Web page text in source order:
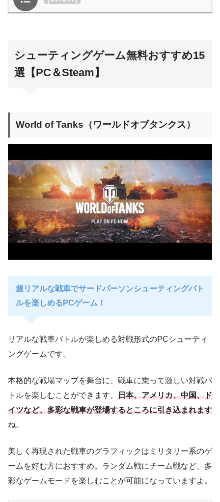
シューティングゲーム無料おすすめ15
選【PC＆Steam】
World of Tanks（ワールドオブタンクス）
超リアルな戦車でサードパーソンシューティングバト
ルを楽しめるPCゲーム！
リアルな戦車バトルが楽しめる対戦形式のPCシューティ
ングゲームです。
本格的な戦場マップを舞台に、戦車に乗って激しい対戦バ
トルを楽しむことができます。 日本、アメリカ、中国、ド
イツなど、多彩な戦車が登場するところに引き込まれます
ね。
美しく再現された戦車のグラフィックはミリタリー系のゲ
ームを好む方におすすめ。ランダム戦にチーム戦など、多
彩なゲームモードを楽しむことが可能になっていますよ。